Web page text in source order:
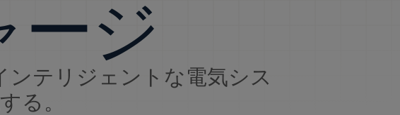
ージ
テリジェントな電気シス
る。